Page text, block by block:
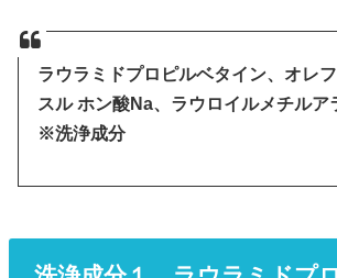
ラウラミドプロピルベタイン、オレ
スル ホン酸Na、ラウロイルメチルア
※洗浄成分